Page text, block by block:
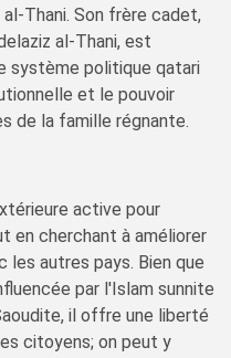
al-Thani. Son frère cadet,
al-Thani, est
système politique qatari
et le pouvoir
de la famille régnante.
active pour
en cherchant à améliorer
les autres pays. Bien que
par l'Islam sunnite
il offre une liberté
citoyens; on peut y